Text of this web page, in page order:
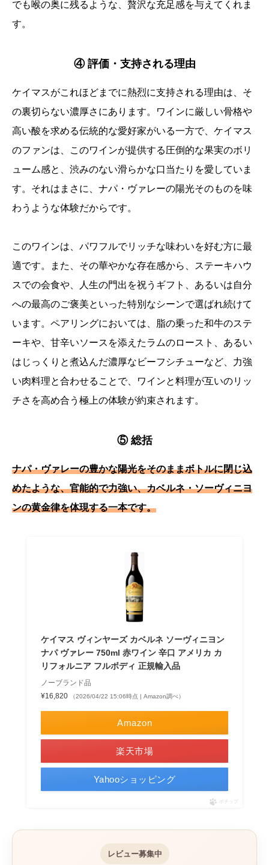
でも喉の奥に残るような、贅沢な充足感を与えてくれま
す。
④ 評価・支持される理由
ケイマスがこれほどまでに熱烈に支持される理由は、そ
の裏切らない濃厚さにあります。ワインに厳しい骨格や
高い酸を求める伝統的な愛好家がいる一方で、ケイマス
のファンは、このワインが提供する圧倒的な果実のボリ
ューム感と、渋みのない滑らかな口当たりを愛していま
す。それはまさに、ナパ・ヴァレーの陽光そのものを味
わうような体験だからです。
このワインは、パワフルでリッチな味わいを好む方に最
適です。また、その華やかな存在感から、ステーキハウ
スでの会食や、人生の門出を祝うギフト、あるいは自分
への最高のご褒美といった特別なシーンで選ばれ続けて
います。ペアリングにおいては、脂の乗った和牛のステ
ーキや、甘辛いソースを添えたラムのロースト、あるい
はじっくりと煮込んだ濃厚なビーフシチューなど、力強
い肉料理と合わせることで、ワインと料理が互いのリッ
チさを高め合う極上の体験が約束されます。
⑤ 総括
ナパ・ヴァレーの豊かな陽光をそのままボトルに閉じ込
めたような、官能的で力強い、カベルネ・ソーヴィニヨ
ンの黄金律を体現する一本です。
ケイマス ヴィンヤーズ カベルネ ソーヴィニヨン
ナパ ヴァレー 750ml 赤ワイン 辛口 アメリカ カ
リフォルニア フルボディ 正規輸入品
ノーブランド品
¥16,820
（2026/04/22 15:06時点 | Amazon調べ）
Amazon
楽天市場
Yahooショッピング
ポチップ
レビュー募集中